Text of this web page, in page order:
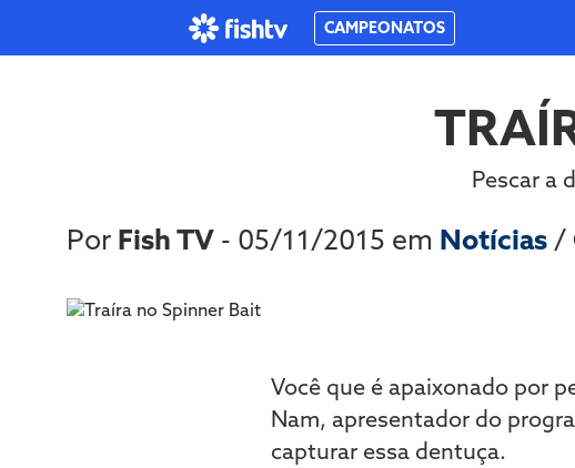
CAMPEONATOS
Pescar a
Por Fish TV - 05/11/2015 em Notícias/
Você que é apaixonado por
Nam, apresentador do
capturar essa dentuça.